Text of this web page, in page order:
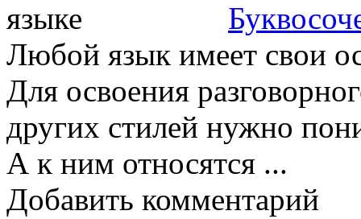
Любой язык имеет свои
Для освоения
других стилей нужно
А к ним относятся ...
Добавить комментарий